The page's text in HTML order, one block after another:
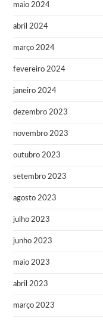
maio 2024
abril 2024
março 2024
fevereiro 2024
janeiro 2024
dezembro 2023
novembro 2023
outubro 2023
setembro 2023
agosto 2023
julho 2023
junho 2023
maio 2023
abril 2023
março 2023